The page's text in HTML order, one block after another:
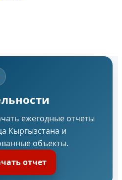
ежегодные отчеты
Кыргызстана и
объекты.
отчет